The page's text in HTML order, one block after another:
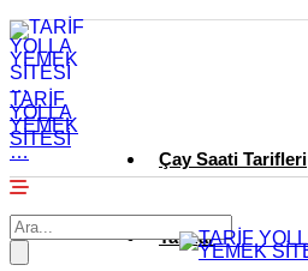
TARİF
YOLLA
YEMEK
SİTESİ
… Çay Saati Tarifleri
Tatlılar